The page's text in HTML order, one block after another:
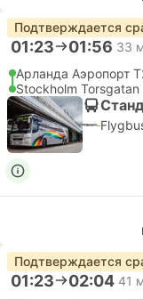
Подтверждается
01:23 01:56 33
Арланда Аэропорт
Stockholm Torsgatan
Подтверждается
01:23 02:04 41